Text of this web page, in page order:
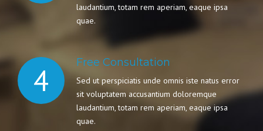
laudantium, totam rem aperiam, eaque ipsa
quae.
4 Free Consultation
Sed ut perspiciatis unde omnis iste natus error
sit voluptatem accusantium doloremque
laudantium, totam rem aperiam, eaque ipsa
quae.